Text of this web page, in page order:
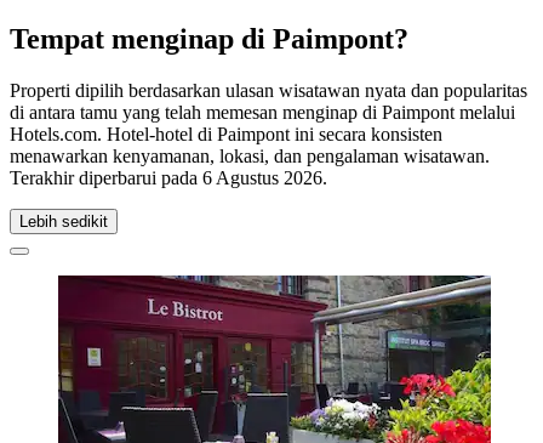
Tempat menginap di Paimpont?
Properti dipilih berdasarkan ulasan wisatawan nyata dan popularitas
di antara tamu yang telah memesan menginap di Paimpont melalui
Hotels.com. Hotel-hotel di Paimpont ini secara konsisten
menawarkan kenyamanan, lokasi, dan pengalaman wisatawan.
Terakhir diperbarui pada 6 Agustus 2026.
Lebih sedikit